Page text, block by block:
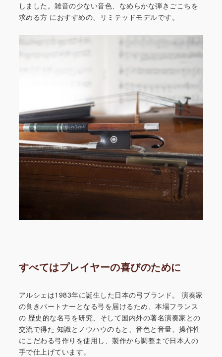
しました。雑音の少ない音色、なめらかな弾きごこちを
求める方 におすすめの、リミテッドモデルです。
すべてはプレイヤーの喜びのために
アルシェは1983年に誕生した日本の弓ブランド。
演奏家
の良きパートナーとなる弓を届けるため、本場フランス
の 歴史的な名弓を研究、そして国内外の著名演奏家との
交流で得た 知識とノウハウのもと、音色と音量、操作性
にこだわる弓作りを使用し、製作から調整まで日本人の
手で仕上げています。